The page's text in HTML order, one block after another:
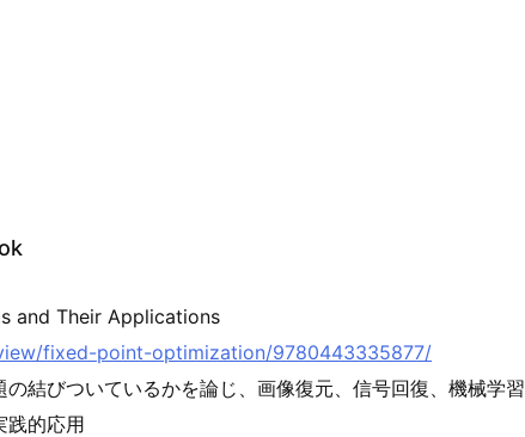
and Their Applications
fixed-point-optimization/9780443335877/
結びついているかを論じ、画像復元、信号回復、機械学習
践的応用